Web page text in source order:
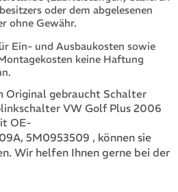
oder dem abgelesenen
ohne Gewähr.
Ein- und Ausbaukosten sowie
keine Haftung
Original gebraucht Schalter
VW Golf Plus 2006
OE-
5M0953509 , können sie
Wir helfen Ihnen gerne bei der